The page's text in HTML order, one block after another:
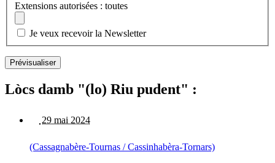
Extensions autorisées : toutes
Je veux recevoir la Newsletter
Lòcs damb "(lo) Riu pudent" :
29 mai 2024
(Cassagnabère-Tournas / Cassinhabèra-Tornars)